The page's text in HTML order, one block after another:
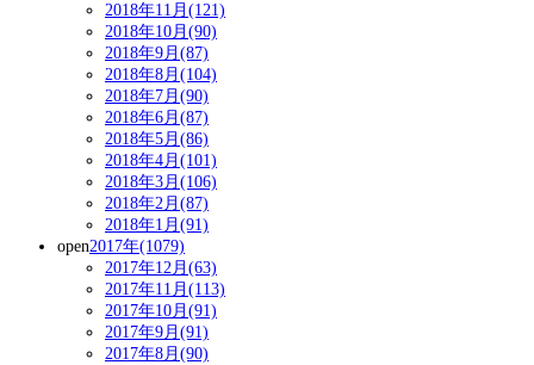
2018年11月(121)
2018年10月(90)
2018年9月(87)
2018年8月(104)
2018年7月(90)
2018年6月(87)
2018年5月(86)
2018年4月(101)
2018年3月(106)
2018年2月(87)
2018年1月(91)
open2017年(1079)
2017年12月(63)
2017年11月(113)
2017年10月(91)
2017年9月(91)
2017年8月(90)